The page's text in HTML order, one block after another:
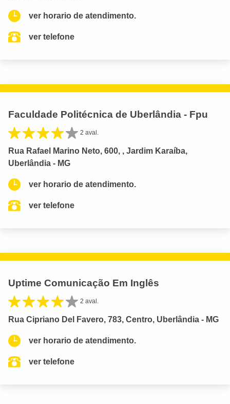
ver horario de atendimento.
ver telefone
Faculdade Politécnica de Uberlândia - Fpu
2 aval.
Rua Rafael Marino Neto, 600, , Jardim Karaíba,
Uberlândia - MG
ver horario de atendimento.
ver telefone
Uptime Comunicação Em Inglês
2 aval.
Rua Cipriano Del Favero, 783, Centro, Uberlândia - MG
ver horario de atendimento.
ver telefone